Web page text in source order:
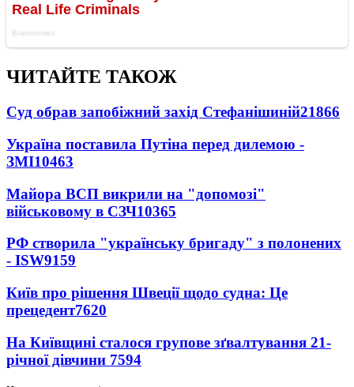
ЧИТАЙТЕ ТАКОЖ
Суд обрав запобіжний захід Стефанішиній21866
Україна поставила Путіна перед дилемою -
ЗМІ10463
Майора ВСП викрили на "допомозі"
військовому в СЗЧ10365
РФ створила "українську бригаду" з полонених
- ISW9159
Київ про рішення Швеції щодо судна: Це
прецедент7620
На Київщині сталося групове зґвалтування 21-
річної дівчини 7594